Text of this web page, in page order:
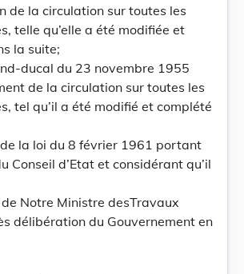
de la circulation sur toutes les
telle qu’elle a été modifiée et
la suite;
ducal du 23 novembre 1955
de la circulation sur toutes les
tel qu’il a été modifié et complété
la loi du 8 février 1961 portant
Conseil d’Etat et considérant qu’il
Notre Ministre desTravaux
délibération du Gouvernement en